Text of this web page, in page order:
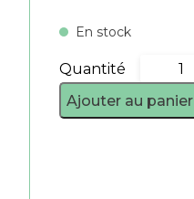
quantité
de
Kit
Quantité
Ajouter au panier
En stock